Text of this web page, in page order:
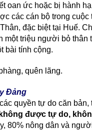
oan ức hoặc bị hành
các cán bộ trong cuộc
đặc biệt tại Huế.
một triệu người bỏ thân
bài tính cộng.
quên lãng.
Ðảng
quyền tự do căn
được tự do,
80% nông dân và